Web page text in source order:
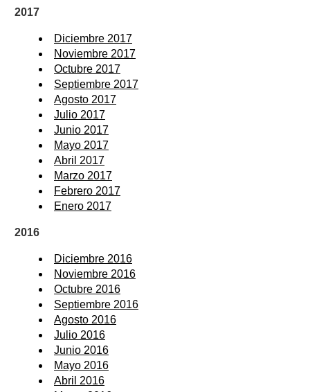
2017
Diciembre 2017
Noviembre 2017
Octubre 2017
Septiembre 2017
Agosto 2017
Julio 2017
Junio 2017
Mayo 2017
Abril 2017
Marzo 2017
Febrero 2017
Enero 2017
2016
Diciembre 2016
Noviembre 2016
Octubre 2016
Septiembre 2016
Agosto 2016
Julio 2016
Junio 2016
Mayo 2016
Abril 2016